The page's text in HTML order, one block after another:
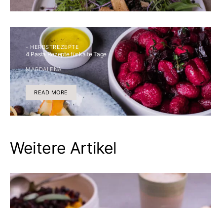
- HERBSTREZEPTE
4 Pasta Rezepte für kalte Tage
MAGDALENA
READ MORE
Weitere Artikel